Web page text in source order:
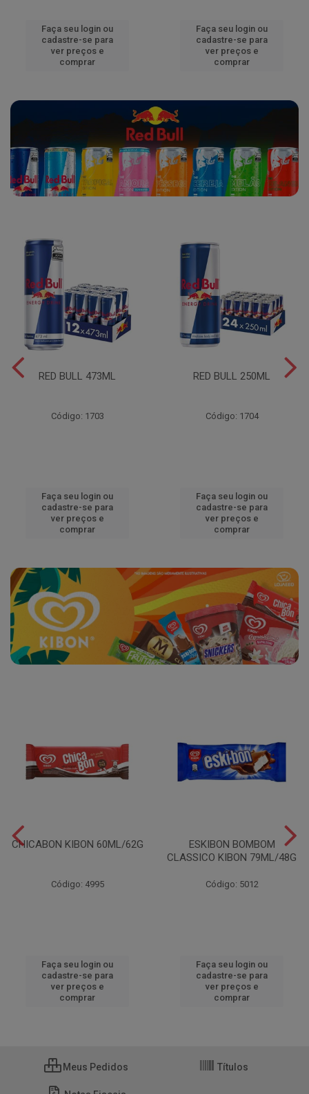
Faça seu login ou
cadastre-se para
ver preços e
comprar
Faça seu login ou
cadastre-se para
ver preços e
comprar
RED BULL 473ML
Código: 1703
Faça seu login ou
cadastre-se para
ver preços e
comprar
RED BULL 250ML
Código: 1704
Faça seu login ou
cadastre-se para
ver preços e
comprar
CHICABON KIBON 60ML/62G
Código: 4995
Faça seu login ou
cadastre-se para
ver preços e
comprar
ESKIBON BOMBOM
CLASSICO KIBON 79ML/48G
Código: 5012
Faça seu login ou
cadastre-se para
ver preços e
comprar
Meus Pedidos Títulos